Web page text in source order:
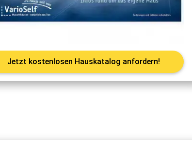
Jetzt kostenlosen Hauskatalog anfordern!